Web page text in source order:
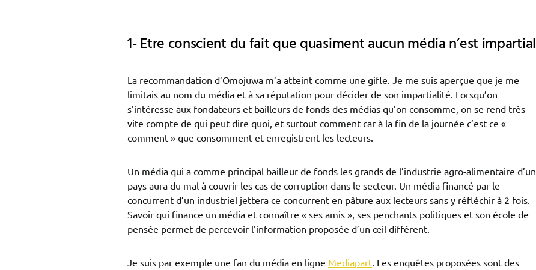
1- Etre conscient du fait que quasiment aucun média n’est impartial
La recommandation d’Omojuwa m’a atteint comme une gifle. Je me suis aperçue que je me
limitais au nom du média et à sa réputation pour décider de son impartialité. Lorsqu’on
s’intéresse aux fondateurs et bailleurs de fonds des médias qu’on consomme, on se rend très
vite compte de qui peut dire quoi, et surtout comment car à la fin de la journée c’est ce «
comment » que consomment et enregistrent les lecteurs.
Un média qui a comme principal bailleur de fonds les grands de l’industrie agro-alimentaire d’un
pays aura du mal à couvrir les cas de corruption dans le secteur. Un média financé par le
concurrent d’un industriel jettera ce concurrent en pâture aux lecteurs sans y réfléchir à 2 fois.
Savoir qui finance un média et connaître « ses amis », ses penchants politiques et son école de
pensée permet de percevoir l’information proposée d’un œil différent.
Je suis par exemple une fan du média en ligne Mediapart. Les enquêtes proposées sont des